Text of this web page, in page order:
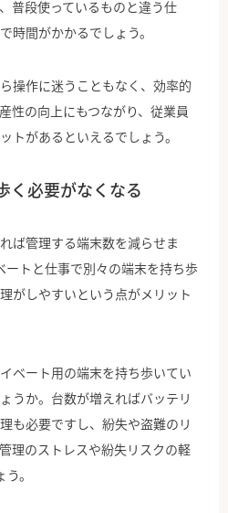
普段使っているものと違う仕
時間がかかるでしょう。
操作に迷うこともなく、効率的
性の向上にもつながり、従業員
トがあるといえるでしょう。
く必要がなくなる
ば管理する端末数を減らせま
ートと仕事で別々の端末を持ち歩
がしやすいという点がメリット
ベート用の端末を持ち歩いてい
うか。台数が増えればバッテリ
も必要ですし、紛失や盗難のリ
理のストレスや紛失リスクの軽
。